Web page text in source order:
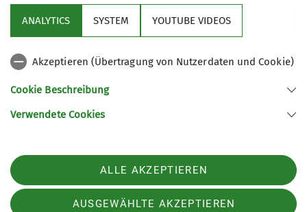
17.04.2026
Sektion Neustadt/Coburg des Deutschen Alpenvereins e.V.
Telefon +499568921136
ANALYTICS SYSTEM YOUTUBE VIDEOS
Akzeptieren (Übertragung von Nutzerdaten und Cookie)
Cookie Beschreibung
Verwendete Cookies
ALLE AKZEPTIEREN
AUSGEWÄHLTE AKZEPTIEREN